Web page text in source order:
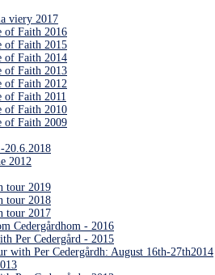
viery 2017
of Faith 2016
of Faith 2015
of Faith 2014
of Faith 2013
of Faith 2012
of Faith 2011
of Faith 2010
of Faith 2009
20.6.2018
2012
tour 2019
tour 2018
tour 2017
Cedergårdhom - 2016
Per Cedergård - 2015
with Per Cedergårdh: August 16th-27th2014